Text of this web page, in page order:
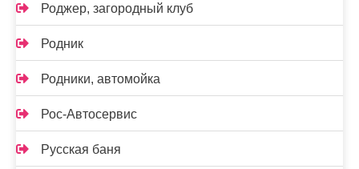
Роджер, загородный клуб
Родник
Родники, автомойка
Рос-Автосервис
Русская баня